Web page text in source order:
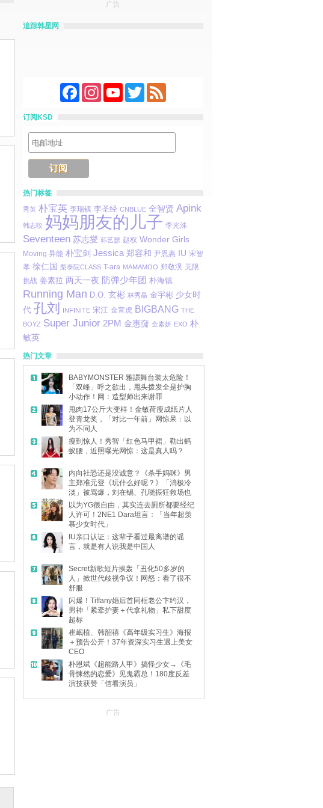
广告
追踪韩星网
FacebookInstagramYouTubeTwitterFeed
订阅KSD
热门标签
秀英 朴宝英 李瑞镇 李圣经 CNBLUE 全智贤 Apink
韩志旼 妈妈朋友的儿子 李光洙
Seventeen 苏志燮 韩艺瑟 赵权 Wonder Girls
Moving 异能 朴宝剑 Jessica 郑容和 尹恩惠 IU 宋智
孝 徐仁国 梨泰院CLASS T-ara MAMAMOO 郑敬淏 无限
挑战 姜素拉 两天一夜 防弹少年团 朴海镇
Running Man D.O. 玄彬 林秀晶 金宇彬 少女时
代 孔刘 INFINITE 宋江 金宣虎 BIGBANG THE
BOYZ Super Junior 2PM 金惠奫 金素妍 EXO 朴
敏英
热门文章
BABYMONSTER 雅譞舞台装太危险！
「双峰」呼之欲出，甩头拨发全是护胸
小动作！网：造型师出来谢罪
甩肉17公斤大变样！金敏荷瘦成纸片人
登青龙奖，「对比一年前」网惊呆：以
为不同人
瘦到惊人！秀智「红色马甲裙」勒出蚂
蚁腰，近照曝光网惊：这是真人吗？
内向社恐还是没诚意？《杀手妈咪》男
主郑准元登《玩什么好呢？》「消极冷
淡」被骂爆，刘在锡、孔晓振狂救场也
带不动
以为YG很自由，其实连去厕所都要经纪
人许可！2NE1 Dara坦言：「当年超羡
慕少女时代」
IU亲口认证：这辈子看过最离谱的谣
言，就是有人说我是中国人
Secret新歌短片挨轰「丑化50多岁的
人」掀世代歧视争议！网怒：看了很不
舒服
闪爆！Tiffany婚后首同框老公卞约汉，
男神「紧牵护妻＋代拿礼物」私下甜度
超标
崔岷植、韩韶禧《高年级实习生》海报
＋预告公开！37年资深实习生遇上美女
CEO
朴恩斌《超能路人甲》搞怪少女→《毛
骨悚然的恋爱》见鬼霸总！180度反差
演技获赞「信看演员」
广告